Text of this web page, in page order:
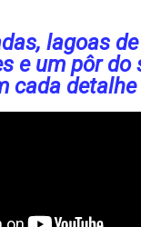
lagoas
e um pôr do
cada detalhe